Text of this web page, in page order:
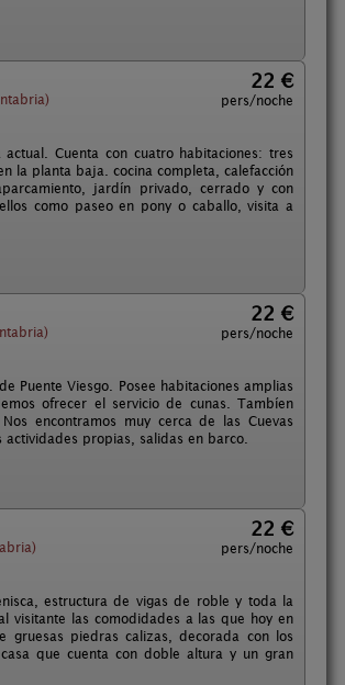
22 €
pers/noche
Cuenta con cuatro habitaciones: tres
la planta baja. cocina completa, calefacción
jardín privado, cerrado y con
como paseo en pony o caballo, visita a
22 €
pers/noche
Puente Viesgo. Posee habitaciones amplias
ofrecer el servicio de cunas. Tambíen
encontramos muy cerca de las Cuevas
actividades propias, salidas en barco.
22 €
pers/noche
estructura de vigas de roble y toda la
visitante las comodidades a las que hoy en
gruesas piedras calizas, decorada con los
que cuenta con doble altura y un gran